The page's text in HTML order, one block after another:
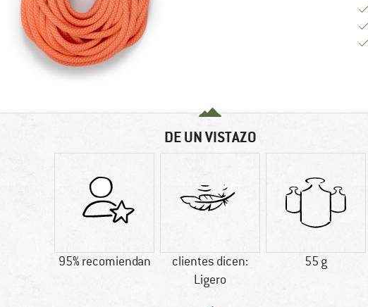
DE UN VISTAZO
95% recomiendan
clientes dicen:
Ligero
55 g